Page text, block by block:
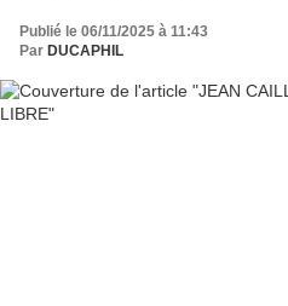
Publié le 06/11/2025 à 11:43
Par DUCAPHIL